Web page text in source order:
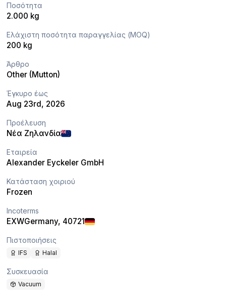
Ποσότητα
2.000 kg
Ελάχιστη ποσότητα παραγγελίας (MOQ)
200 kg
Άρθρο
Other (Mutton)
Έγκυρο έως
Aug 23rd, 2026
Προέλευση
Νέα Ζηλανδία
Εταιρεία
Alexander Eyckeler GmbH
Κατάσταση χοιριού
Frozen
Incoterms
EXWGermany, 40721
Πιστοποιήσεις
IFS Halal
Συσκευασία
Vacuum